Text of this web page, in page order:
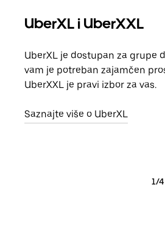
UberXL i UberXXL
UberXL je dostupan za grupe
vam je potreban zajamčen
UberXXL je pravi izbor za vas.
Saznajte više o UberXL
1/4